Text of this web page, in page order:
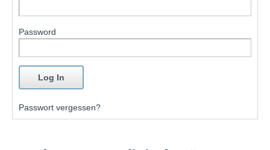
Password
Passwort vergessen?